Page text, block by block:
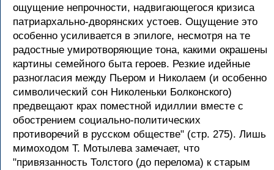
ощущение непрочности, надвигающегося кризиса
патриархально-дворянских устоев. Ощущение это
особенно усиливается в эпилоге, несмотря на те
радостные умиротворяющие тона, какими окрашены
картины семейного быта героев. Резкие идейные
разногласия между Пьером и Николаем (и особенно
символический сон Николеньки Болконского)
предвещают крах поместной идиллии вместе с
обострением социально-политических
противоречий в русском обществе" (стр. 275). Лишь
мимоходом Т. Мотылева замечает, что
"привязанность Толстого (до перелома) к старым